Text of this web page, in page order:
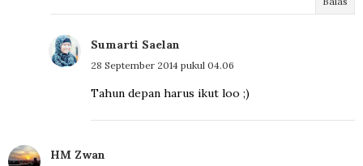
Sumarti Saelan
28 September 2014 pukul 04.06
Tahun depan harus ikut loo ;)
HM Zwan